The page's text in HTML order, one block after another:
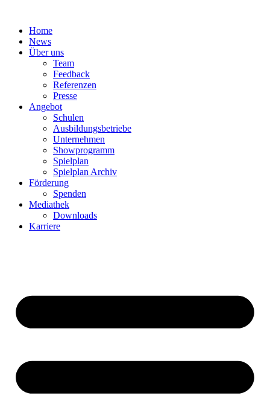
springenHome
News
Über uns
Team
Feedback
Referenzen
Presse
Angebot
Schulen
Ausbildungsbetriebe
Unternehmen
Showprogramm
Spielplan
Spielplan Archiv
Förderung
Spenden
Mediathek
Downloads
Karriere